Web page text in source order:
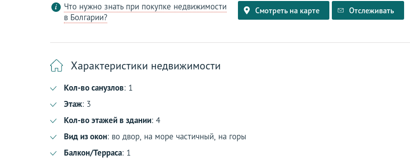
Что нужно знать при покупке недвижимости
в Болгарии?
Смотреть на карте Отслеживать
Характеристики недвижимости
Кол-во санузлов: 1
Этаж: 3
Кол-во этажей в здании: 4
Вид из окон: во двор, на море частичный, на горы
Балкон/Терраса: 1